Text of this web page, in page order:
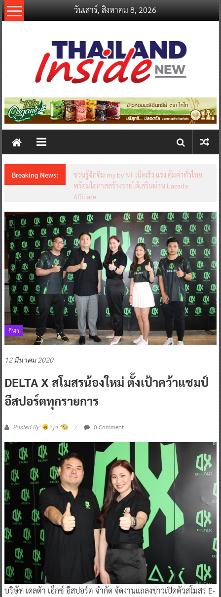
Skip
to
วันเสาร์, สิงหาคม 8, 2026
thailandinsidenew.com
Thailand
New
Breaking News:
ชวนรู้จักซิม my by NT เน็ตเร็ว แรง คุ้มค่าทั่วไทย
พร้อมโอกาสสร้างรายได้เสริมผ่าน Lazada
Affiliate
กีฬา
12 มีนาคม 2020
DELTA X สโมสรน้องใหม่ ตั้งเป้าคว้าแชมป์
อีสปอร์ตทุกรายการ
Posted By: ^ jo ^ 0 Comment
บริษัท เดลต้า เอ็กซ์ อีสปอร์ต จำกัด จัดงานแถลงข่าวเปิดตัวสโมสร E-